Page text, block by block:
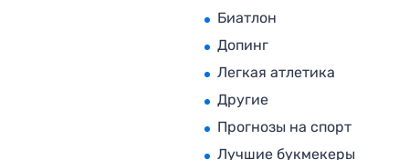
Биатлон
Допинг
Легкая атлетика
Другие
Прогнозы на спорт
Лучшие букмекеры